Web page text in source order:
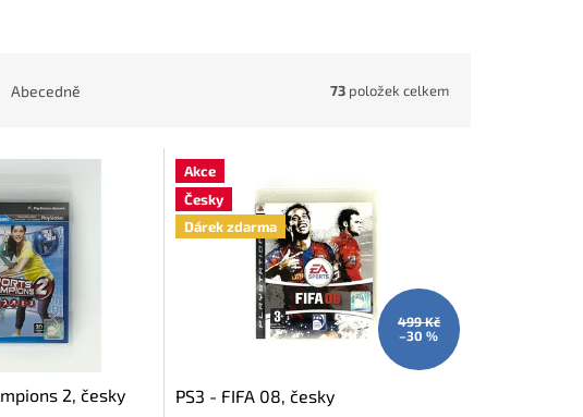
Abecedně 73 položek celkem
2, česky
Akce
Česky
Dárek zdarma
499 Kč
–30 %
PS3 - FIFA 08, česky